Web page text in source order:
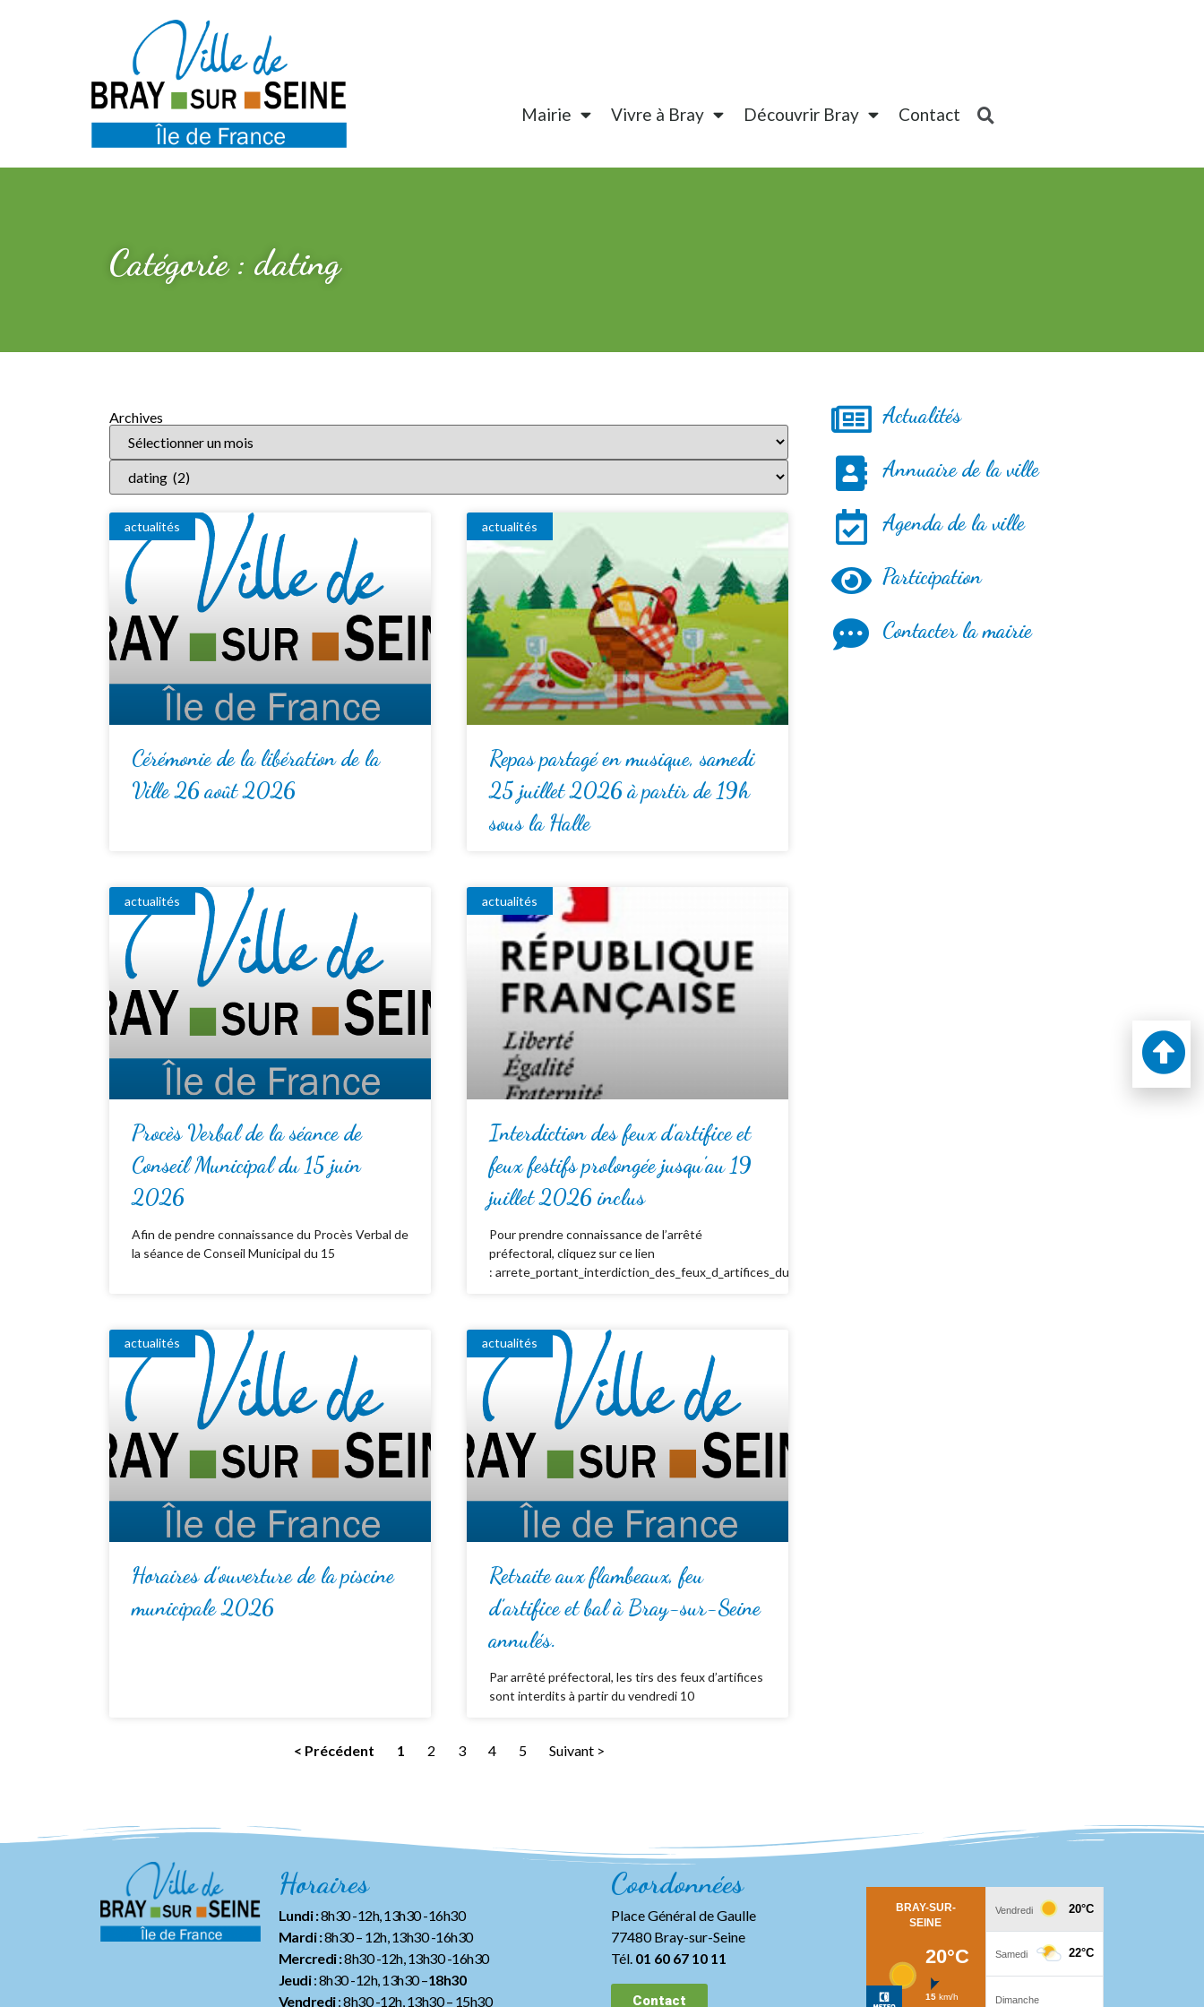
Mairie Vivre à Bray Découvrir Bray Contact
Catégorie : dating
Archives
actualités
Cérémonie de la libération de la
Ville 26 août 2026
actualités
Repas partagé en musique, samedi
25 juillet 2026 à partir de 19h
sous la Halle
actualités
Procès Verbal de la séance de
Conseil Municipal du 15 juin
2026
Afin de pendre connaissance du Procès Verbal de
la séance de Conseil Municipal du 15
actualités
Interdiction des feux d’artifice et
feux festifs prolongée jusqu’au 19
juillet 2026 inclus
Pour prendre connaissance de l’arrêté
préfectoral, cliquez sur ce lien
: arrete_portant_interdiction_des_feux_d_artifices_du_15_au_19_juillet_2026
actualités
Horaires d’ouverture de la piscine
municipale 2026
actualités
Retraite aux flambeaux, feu
d’artifice et bal à Bray-sur-Seine
annulés.
Par arrêté préfectoral, les tirs des feux d’artifices
sont interdits à partir du vendredi 10
< Précédent 1 2 3 4 5 Suivant >
Actualités
Annuaire de la ville
Agenda de la ville
Participation
Contacter la mairie
Horaires
Lundi :8h30 -12h, 13h30 -16h30
Mardi :8h30 – 12h, 13h30 -16h30
Mercredi :8h30 -12h, 13h30 -16h30
Jeudi: 8h30 -12h, 13h30 –18h30
Vendredi: 8h30 -12h, 13h30– 15h30
Coordonnées
Place Général de Gaulle
77480 Bray-sur-Seine
Tél. 01 60 67 10 11
Contact